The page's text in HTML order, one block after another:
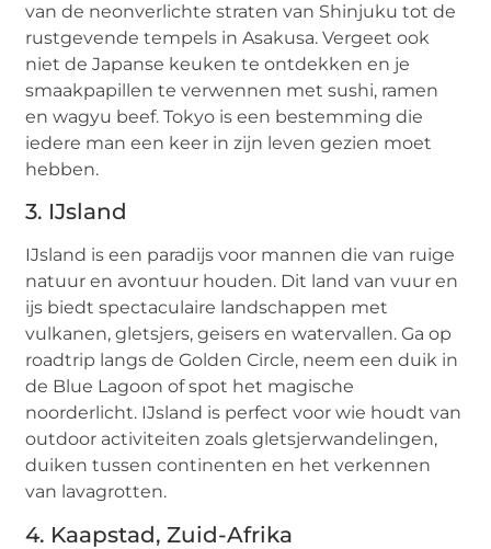
van de neonverlichte straten van Shinjuku tot de
rustgevende tempels in Asakusa. Vergeet ook
niet de Japanse keuken te ontdekken en je
smaakpapillen te verwennen met sushi, ramen
en wagyu beef. Tokyo is een bestemming die
iedere man een keer in zijn leven gezien moet
hebben.
3. IJsland
IJsland is een paradijs voor mannen die van ruige
natuur en avontuur houden. Dit land van vuur en
ijs biedt spectaculaire landschappen met
vulkanen, gletsjers, geisers en watervallen. Ga op
roadtrip langs de Golden Circle, neem een duik in
de Blue Lagoon of spot het magische
noorderlicht. IJsland is perfect voor wie houdt van
outdoor activiteiten zoals gletsjerwandelingen,
duiken tussen continenten en het verkennen
van lavagrotten.
4. Kaapstad, Zuid-Afrika